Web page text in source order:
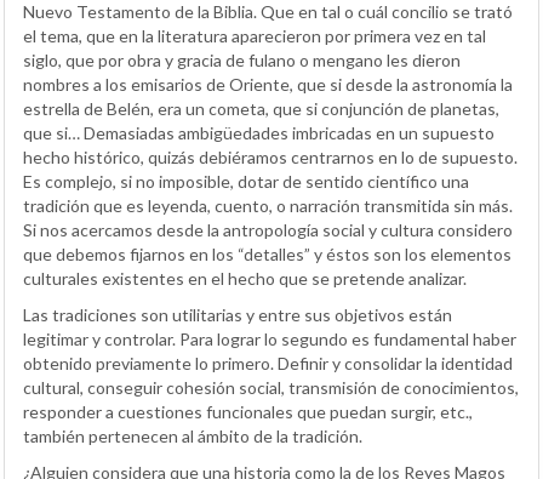
Nuevo Testamento de la Biblia. Que en tal o cuál concilio se trató
el tema, que en la literatura aparecieron por primera vez en tal
siglo, que por obra y gracia de fulano o mengano les dieron
nombres a los emisarios de Oriente, que si desde la astronomía la
estrella de Belén, era un cometa, que si conjunción de planetas,
que si… Demasiadas ambigüedades imbricadas en un supuesto
hecho histórico, quizás debiéramos centrarnos en lo de supuesto.
Es complejo, si no imposible, dotar de sentido científico una
tradición que es leyenda, cuento, o narración transmitida sin más.
Si nos acercamos desde la antropología social y cultura considero
que debemos fijarnos en los “detalles” y éstos son los elementos
culturales existentes en el hecho que se pretende analizar.
Las tradiciones son utilitarias y entre sus objetivos están
legitimar y controlar. Para lograr lo segundo es fundamental haber
obtenido previamente lo primero. Definir y consolidar la identidad
cultural, conseguir cohesión social, transmisión de conocimientos,
responder a cuestiones funcionales que puedan surgir, etc.,
también pertenecen al ámbito de la tradición.
¿Alguien considera que una historia como la de los Reyes Magos